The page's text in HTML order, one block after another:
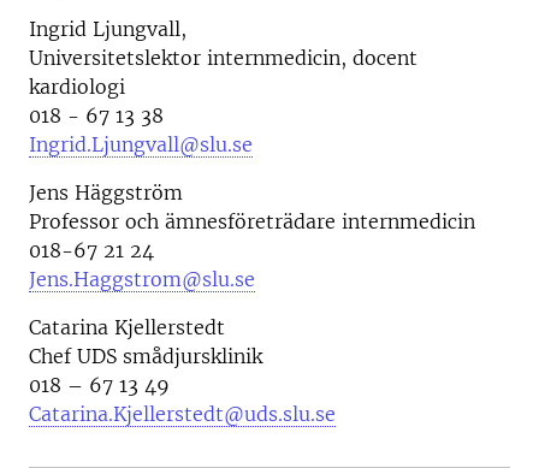
Ingrid Ljungvall,
Universitetslektor internmedicin, docent
kardiologi
018 - 67 13 38
Ingrid.Ljungvall@slu.se
Jens Häggström
Professor och ämnesföreträdare internmedicin
018-67 21 24
Jens.Haggstrom@slu.se
Catarina Kjellerstedt
Chef UDS smådjursklinik
018 – 67 13 49
Catarina.Kjellerstedt@uds.slu.se